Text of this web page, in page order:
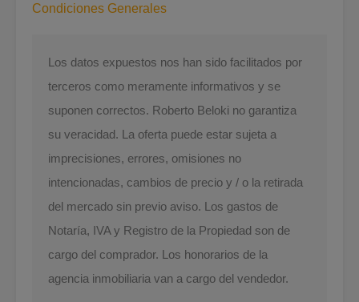
Condiciones Generales
Los datos expuestos nos han sido facilitados por
terceros como meramente informativos y se
suponen correctos. Roberto Beloki no garantiza
su veracidad. La oferta puede estar sujeta a
imprecisiones, errores, omisiones no
intencionadas, cambios de precio y / o la retirada
del mercado sin previo aviso. Los gastos de
Notaría, IVA y Registro de la Propiedad son de
cargo del comprador. Los honorarios de la
agencia inmobiliaria van a cargo del vendedor.